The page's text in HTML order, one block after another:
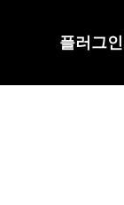
플러그인